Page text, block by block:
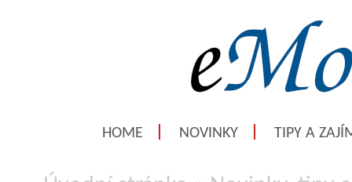
HOME NOVINKY TIPY A